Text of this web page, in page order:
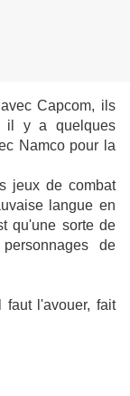
Capcom, ils
il y a quelques
Namco pour la
jeux de combat
langue en
qu'une sorte de
de
l'avouer, fait